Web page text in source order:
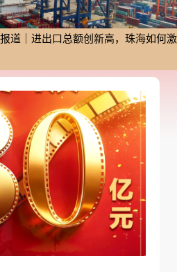
道｜进出口总额创新高，珠海如何激